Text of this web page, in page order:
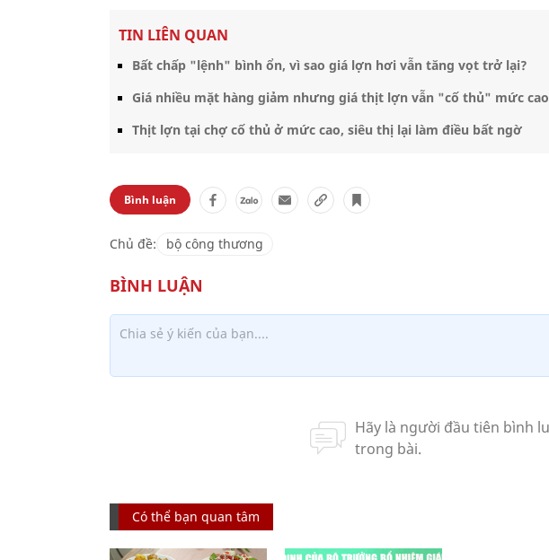
TIN LIÊN QUAN
Bất chấp "lệnh" bình ổn, vì sao giá lợn hơi vẫn tăng vọt trở lại?
Giá nhiều mặt hàng giảm nhưng giá thịt lợn vẫn "cố thủ" mức cao
Thịt lợn tại chợ cố thủ ở mức cao, siêu thị lại làm điều bất ngờ
Bình luận
Chủ đề: bộ công thương
Có thể bạn quan tâm